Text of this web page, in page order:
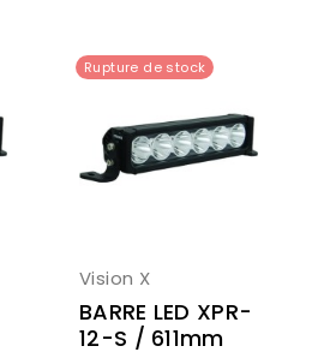
Rupture de stock
Vision X
BARRE LED XPR-
12-S / 611mm